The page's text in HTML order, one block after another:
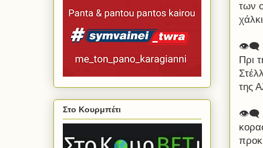
των
👁‍🗨
Πρι
της
👁‍🗨
Στο Κουρμπέτι